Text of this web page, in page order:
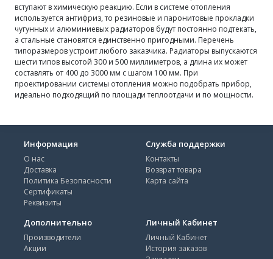
вступают в химическую реакцию. Если в системе отопления
используется антифриз, то резиновые и паронитовые прокладки
чугунных и алюминиевых радиаторов будут постоянно подтекать,
а стальные становятся единственно пригодными. Перечень
типоразмеров устроит любого заказчика. Радиаторы выпускаются
шести типов высотой 300 и 500 миллиметров, а длина их может
составлять от 400 до 3000 мм с шагом 100 мм. При
проектировании системы отопления можно подобрать прибор,
идеально подходящий по площади теплоотдачи и по мощности.
Информация
О нас
Доставка
Политика Безопасности
Сертификаты
Реквизиты
Служба поддержки
Контакты
Возврат товара
Карта сайта
Дополнительно
Производители
Акции
Личный Кабинет
Личный Кабинет
История заказов